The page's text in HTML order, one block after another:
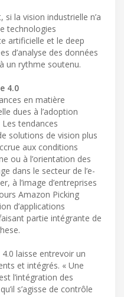
la vision industrielle n’a
technologies
artificielle et le deep
d’analyse des données
un rythme soutenu.
4.0
en matière
dues à l’adoption
Les tendances
solutions de vision plus
aux conditions
ou à l’orientation des
dans le secteur de l’e-
à l’image d’entreprises
Amazon Picking
d’applications
partie intégrante de
4.0 laisse entrevoir un
et intégrés. « Une
l’intégration des
s’agisse de contrôle